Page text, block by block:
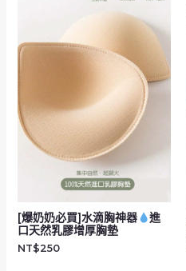
[爆奶奶必買]水滴胸神器
進
口天然乳膠增厚胸墊
NT$250